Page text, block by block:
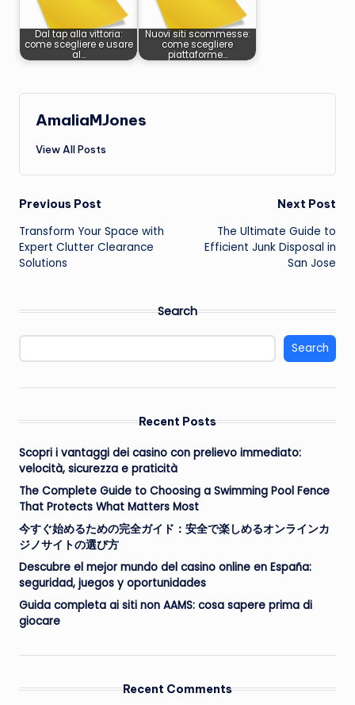
Dal tap alla vittoria:
come scegliere e usare
al…
Nuovi siti scommesse:
come scegliere
piattaforme…
AmaliaMJones
View All Posts
Post
navigation
Previous Post
Transform Your Space with
Expert Clutter Clearance
Solutions
Next Post
The Ultimate Guide to
Efficient Junk Disposal in
San Jose
Search
Search
Recent Posts
Scopri i vantaggi dei casino con prelievo immediato:
velocità, sicurezza e praticità
The Complete Guide to Choosing a Swimming Pool Fence
That Protects What Matters Most
今すぐ始めるための完全ガイド：安全で楽しめるオンラインカ
ジノサイトの選び方
Descubre el mejor mundo del casino online en España:
seguridad, juegos y oportunidades
Guida completa ai siti non AAMS: cosa sapere prima di
giocare
Recent Comments